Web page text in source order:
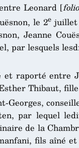
Leonard [
le 2ejuillet
Jeanne
par lesquels
et raporté entre
Thibaut,
Georges,
par lequel
de la
fils aîné